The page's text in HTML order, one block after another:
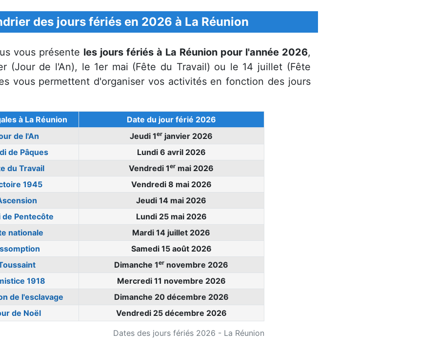
des jours fériés en 2026 à La Réunion
vous présente les jours fériés à La Réunion pour l'année 2026,
(Jour de l'An), le 1er mai (Fête du Travail) ou le 14 juillet (Fête
vous permettent d'organiser vos activités en fonction des jours
Dates des jours fériés 2026 - La Réunion
à La Réunion
Date du jour férié 2026
de l'An
Jeudi 1er janvier 2026
de Pâques
Lundi 6 avril 2026
du Travail
Vendredi 1er mai 2026
1945
Vendredi 8 mai 2026
Jeudi 14 mai 2026
de Pentecôte
Lundi 25 mai 2026
nationale
Mardi 14 juillet 2026
Samedi 15 août 2026
Dimanche 1er novembre 2026
1918
Mercredi 11 novembre 2026
de l'esclavage
Dimanche 20 décembre 2026
de Noël
Vendredi 25 décembre 2026